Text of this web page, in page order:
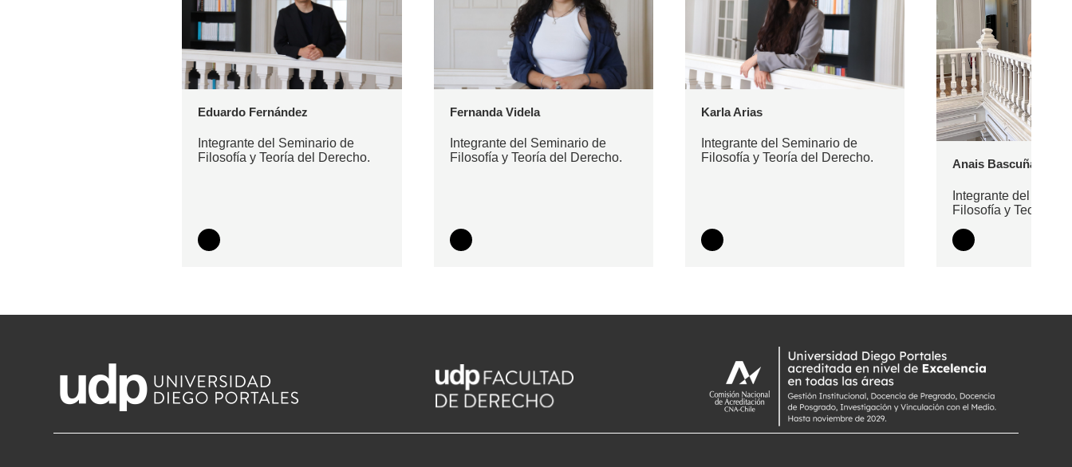
Eduardo Fernández
Integrante del Seminario de
Filosofía y Teoría del Derecho.
Fernanda Videla
Integrante del Seminario de
Filosofía y Teoría del Derecho.
Karla Arias
Integrante del Seminario de
Filosofía y Teoría del Derecho.
Anais Bascuñán
Integrante del
Filosofía y Teoría